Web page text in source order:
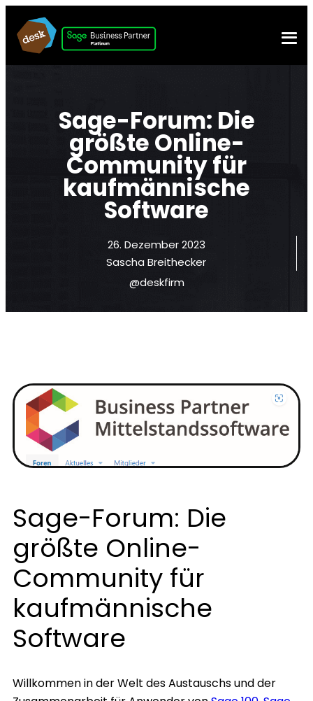
Sage-Forum: Die
größte Online-
Community für
kaufmännische
Software
26. Dezember 2023
Sascha Breithecker
@deskfirm
Sage-Forum: Die
größte Online-
Community für
kaufmännische
Software
Willkommen in der Welt des Austauschs und der